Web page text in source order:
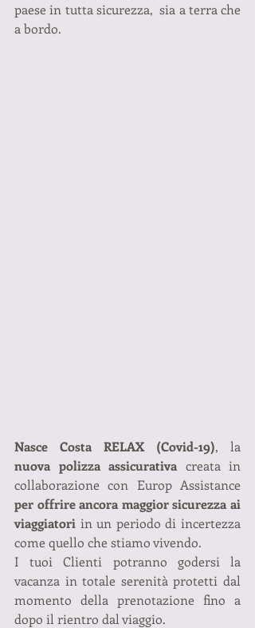
paese in tutta sicurezza,  sia a terra che
a bordo.
Nasce Costa RELAX (Covid-19), la
nuova polizza assicurativa creata in
per offrire ancora maggior sicurezza ai
viaggiatori in un periodo di incertezza
come quello che stiamo vivendo.
I tuoi Clienti potranno godersi la
vacanza in totale serenità protetti dal
momento della prenotazione fino a
dopo il rientro dal viaggio.